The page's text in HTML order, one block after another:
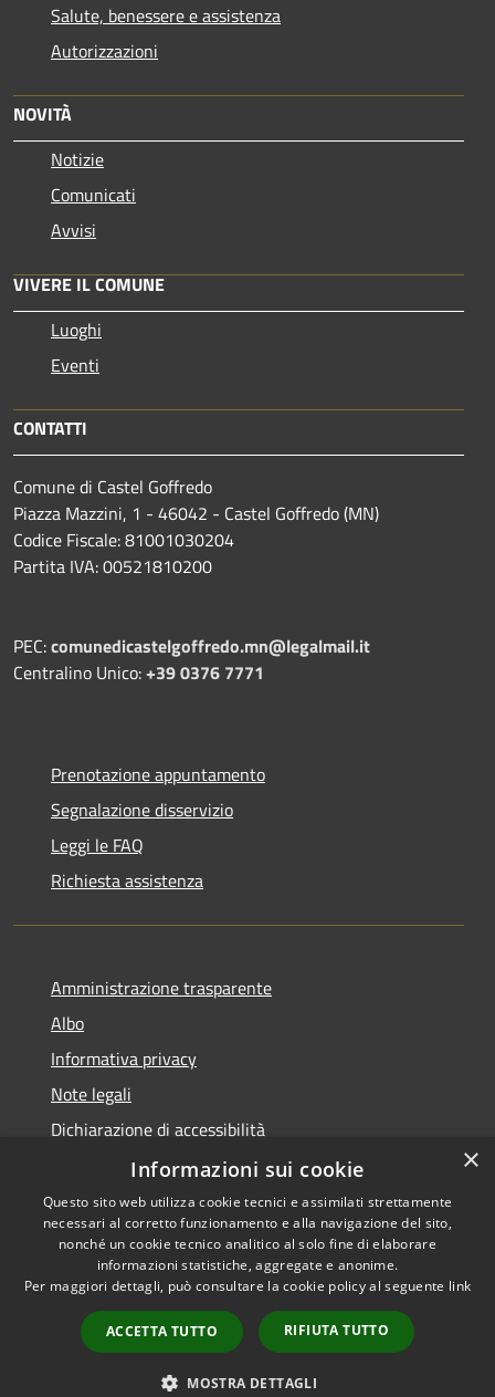
Salute, benessere e assistenza
Autorizzazioni
NOVITÀ
Notizie
Comunicati
Avvisi
VIVERE IL COMUNE
Luoghi
Eventi
CONTATTI
Comune di Castel Goffredo
Piazza Mazzini, 1 - 46042 - Castel Goffredo (MN)
Codice Fiscale: 81001030204
Partita IVA: 00521810200
PEC:comunedicastelgoffredo.mn@legalmail.it
Centralino Unico:+39 0376 7771
Prenotazione appuntamento
Segnalazione disservizio
Leggi le FAQ
Richiesta assistenza
Amministrazione trasparente
Albo
Informativa privacy
Note legali
Dichiarazione di accessibilità
Piano di miglioramento
RSS
Accessibilità
Copyright © 2026 • Comune di
Castel Goffredo • Powered by
Municipium•
Accesso
redazione
×
Informazioni sui cookie
Questo sito web utilizza cookie tecnici e assimilati strettamente
necessari al corretto funzionamento e alla navigazione del sito,
nonché un cookie tecnico analitico al solo fine di elaborare
informazioni statistiche, aggregate e anonime.
Per maggiori dettagli, può consultare la cookie policy al seguente link
ACCETTA TUTTO RIFIUTA TUTTO
MOSTRA DETTAGLI